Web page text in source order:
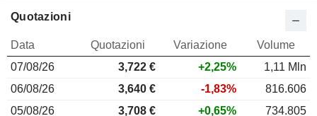
Quotazioni
Data Quotazioni Variazione
Volume
07/08/26
3,722 € +2,25%
1,11 Mln
06/08/26
3,640 € -1,83%
816.606
05/08/26
3,708 € +0,65%
734.805